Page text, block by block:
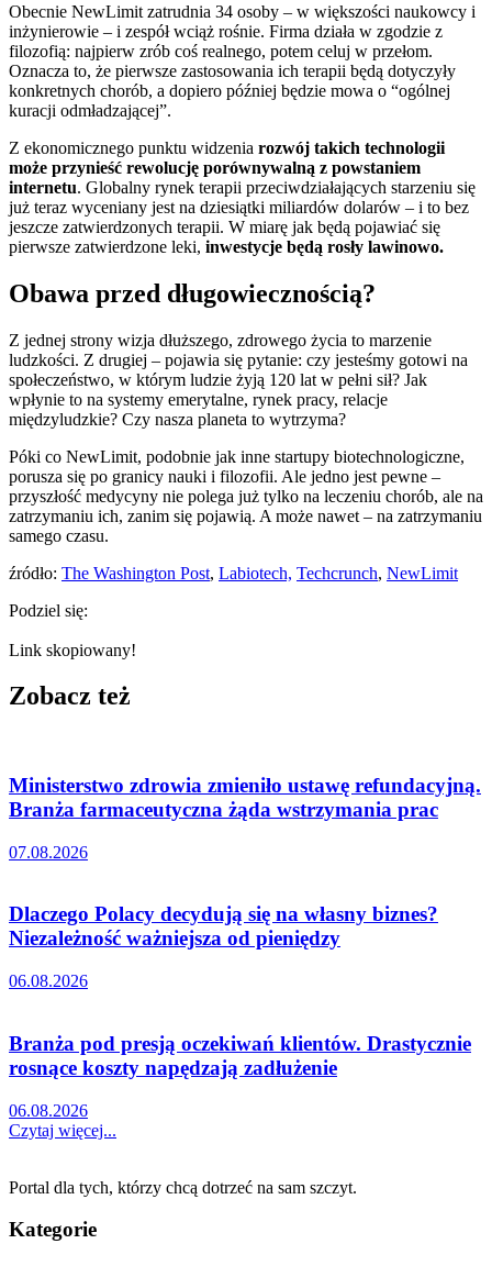
Obecnie NewLimit zatrudnia 34 osoby – w większości naukowcy i
inżynierowie – i zespół wciąż rośnie. Firma działa w zgodzie z
filozofią: najpierw zrób coś realnego, potem celuj w przełom.
Oznacza to, że pierwsze zastosowania ich terapii będą dotyczyły
konkretnych chorób, a dopiero później będzie mowa o “ogólnej
kuracji odmładzającej”.
Z ekonomicznego punktu widzenia rozwój takich technologii
może przynieść rewolucję porównywalną z powstaniem
internetu. Globalny rynek terapii przeciwdziałających starzeniu się
już teraz wyceniany jest na dziesiątki miliardów dolarów – i to bez
jeszcze zatwierdzonych terapii. W miarę jak będą pojawiać się
pierwsze zatwierdzone leki, inwestycje będą rosły lawinowo.
Obawa przed długowiecznością?
Z jednej strony wizja dłuższego, zdrowego życia to marzenie
ludzkości. Z drugiej – pojawia się pytanie: czy jesteśmy gotowi na
społeczeństwo, w którym ludzie żyją 120 lat w pełni sił? Jak
wpłynie to na systemy emerytalne, rynek pracy, relacje
międzyludzkie? Czy nasza planeta to wytrzyma?
Póki co NewLimit, podobnie jak inne startupy biotechnologiczne,
porusza się po granicy nauki i filozofii. Ale jedno jest pewne –
przyszłość medycyny nie polega już tylko na leczeniu chorób, ale na
zatrzymaniu ich, zanim się pojawią. A może nawet – na zatrzymaniu
samego czasu.
źródło: The Washington Post, Labiotech, Techcrunch, NewLimit
Podziel się:
Link skopiowany!
Zobacz też
Ministerstwo zdrowia zmieniło ustawę refundacyjną.
Branża farmaceutyczna żąda wstrzymania prac
07.08.2026
Dlaczego Polacy decydują się na własny biznes?
Niezależność ważniejsza od pieniędzy
06.08.2026
Branża pod presją oczekiwań klientów. Drastycznie
rosnące koszty napędzają zadłużenie
06.08.2026
Czytaj więcej...
Portal dla tych, którzy chcą dotrzeć na sam szczyt.
Kategorie